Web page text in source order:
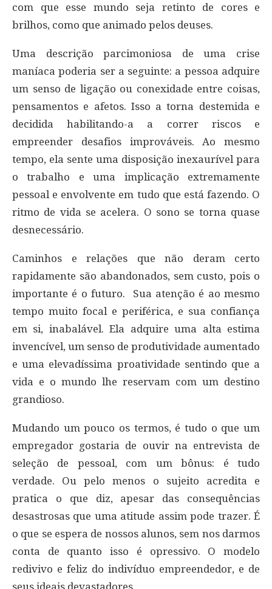
com que esse mundo seja retinto de cores e
brilhos, como que animado pelos deuses.
Uma descrição parcimoniosa de uma crise
maníaca poderia ser a seguinte: a pessoa adquire
um senso de ligação ou conexidade entre coisas,
pensamentos e afetos. Isso a torna destemida e
decidida habilitando-a a correr riscos e
empreender desafios improváveis. Ao mesmo
tempo, ela sente uma disposição inexaurível para
o trabalho e uma implicação extremamente
pessoal e envolvente em tudo que está fazendo. O
ritmo de vida se acelera. O sono se torna quase
desnecessário.
Caminhos e relações que não deram certo
rapidamente são abandonados, sem custo, pois o
importante é o futuro. Sua atenção é ao mesmo
tempo muito focal e periférica, e sua confiança
em si, inabalável. Ela adquire uma alta estima
invencível, um senso de produtividade aumentado
e uma elevadíssima proatividade sentindo que a
vida e o mundo lhe reservam com um destino
grandioso.
Mudando um pouco os termos, é tudo o que um
empregador gostaria de ouvir na entrevista de
seleção de pessoal, com um bônus: é tudo
verdade. Ou pelo menos o sujeito acredita e
pratica o que diz, apesar das consequências
desastrosas que uma atitude assim pode trazer. É
o que se espera de nossos alunos, sem nos darmos
conta de quanto isso é opressivo. O modelo
redivivo e feliz do indivíduo empreendedor, e de
seus ideais devastadores.